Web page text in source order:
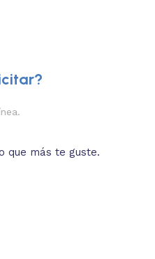
que más te guste.